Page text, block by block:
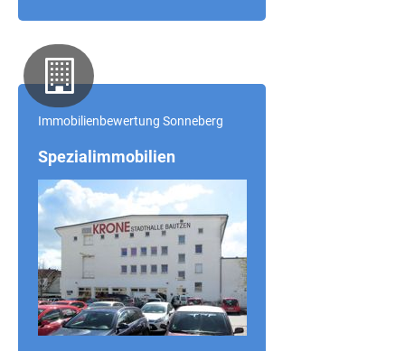
Immobilienbewertung Sonneberg
Spezialimmobilien